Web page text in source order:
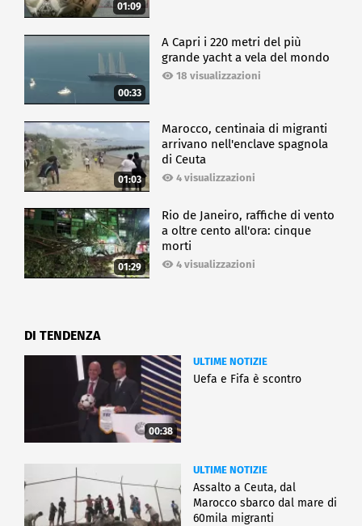
01:09
00:33
A Capri i 220 metri del più
grande yacht a vela del mondo
18 visualizzazioni
01:03
Marocco, centinaia di migranti
arrivano nell'enclave spagnola
di Ceuta
4 visualizzazioni
01:29
Rio de Janeiro, raffiche di vento
a oltre cento all'ora: cinque
morti
4 visualizzazioni
DI TENDENZA
00:38
ULTIME NOTIZIE
Uefa e Fifa è scontro
ULTIME NOTIZIE
Assalto a Ceuta, dal
Marocco sbarco dal mare di
60mila migranti